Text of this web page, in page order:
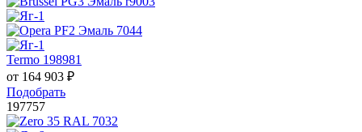
Termo 198981
от 164 903 ₽
Подобрать
197757